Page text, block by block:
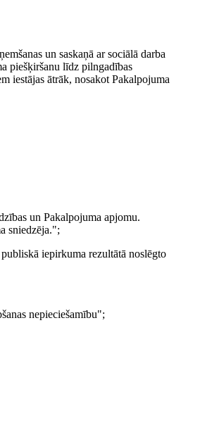
un saskaņā ar sociālā darba
piešķiršanu līdz pilngadības
iestājas ātrāk, nosakot Pakalpojuma
un Pakalpojuma apjomu.
sniedzēja.";
iepirkuma rezultātā noslēgto
nepieciešamību";